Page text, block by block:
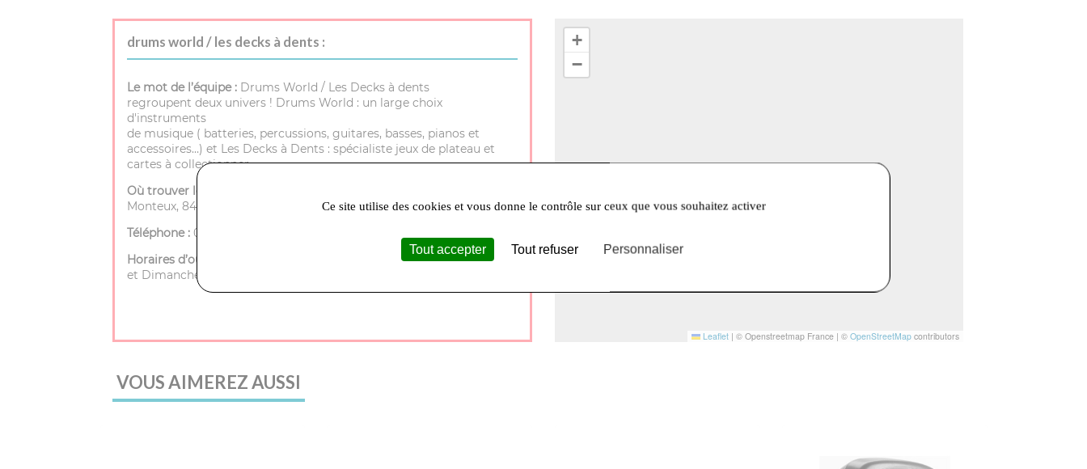
drums world / les decks à dents :
Le mot de l’équipe : Drums World / Les Decks à dents
regroupent deux univers ! Drums World : un large choix
d'instruments
de musique ( batteries, percussions, guitares, basses, pianos et
accessoires…) et Les Decks à Dents : spécialiste jeux de plateau et
cartes à collectionner.
Où trouver le magasin :
Monteux, 84200 Carpentras
Téléphone : 04 90 40 25 35
Horaires d’ouverture :
Mardi à Samedi - 9h30 à 12h et 14h à 18h Lundi
et Dimanche - Fermé
+
−
Leaflet | © Openstreetmap France | © OpenStreetMapcontributors
VOUS AIMEREZ AUSSI
Ce site utilise des cookies et vous donne le contrôle sur ceux que vous souhaitez activer
Tout accepter Tout refuser Personnaliser